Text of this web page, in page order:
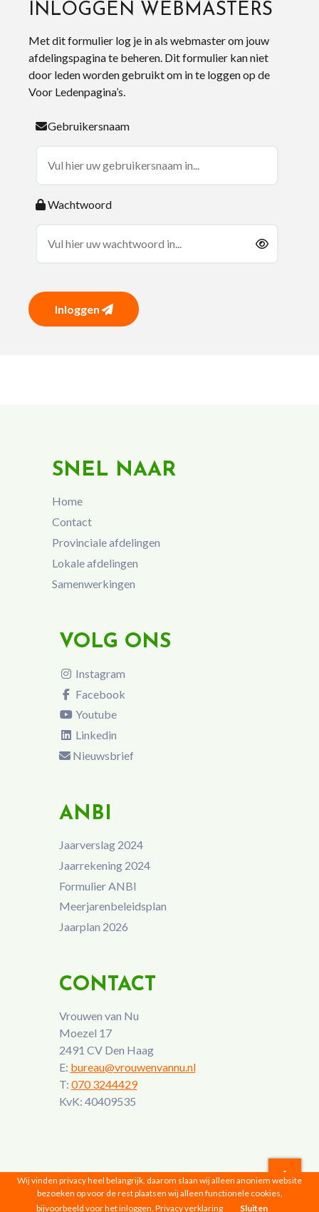
INLOGGEN WEBMASTERS
Met dit formulier log je in als webmaster om jouw
afdelingspagina te beheren. Dit formulier kan niet
door leden worden gebruikt om in te loggen op de
Voor Ledenpagina’s.
Gebruikersnaam
Wachtwoord
Inloggen
SNEL NAAR
Home
Contact
Provinciale afdelingen
Lokale afdelingen
Samenwerkingen
VOLG ONS
Instagram
Facebook
Youtube
Linkedin
Nieuwsbrief
ANBI
Jaarverslag 2024
Jaarrekening 2024
Formulier ANBI
Meerjarenbeleidsplan
Jaarplan 2026
CONTACT
Vrouwen van Nu
Moezel 17
2491 CV Den Haag
E: bureau@vrouwenvannu.nl
T: 070 3244429
KvK: 40409535
Vrouwen van Nu © 2026 |Privacyverklaring
Wij vinden privacy heel belangrijk, daarom slaan wij alleen anoniem website
bezoeken op voor de rest plaatsen wij alleen functionele cookies,
bijvoorbeeld voor het inloggen. Privacy verklaring Sluiten